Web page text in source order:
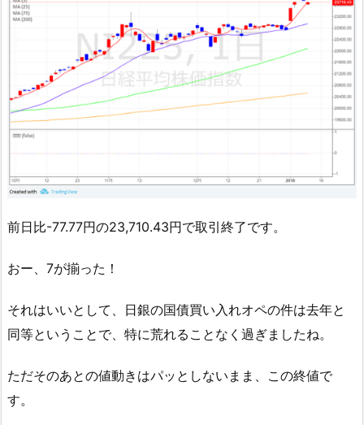
前日比-77.77円の23,710.43円で取引終了です。
おー、7が揃った！
それはいいとして、日銀の国債買い入れオペの件は去年と
同等ということで、特に荒れることなく過ぎましたね。
ただそのあとの値動きはパッとしないまま、この終値で
す。